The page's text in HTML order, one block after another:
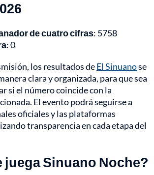
de cuatro cifras: 5758
: 0
los resultados deEl Sinuanose
clara y organizada, para que sea
si el número coincide con la
El evento podrá seguirse a
oficiales y las plataformas
transparencia en cada etapa del
juega Sinuano Noche?